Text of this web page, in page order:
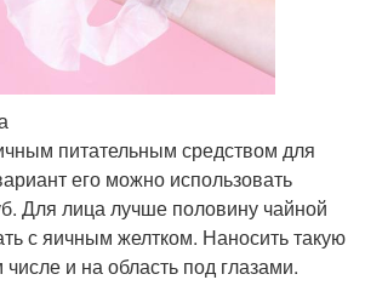
питательным средством для
его можно использовать
Для лица лучше половину чайной
с яичным желтком. Наносить такую
и на область под глазами.